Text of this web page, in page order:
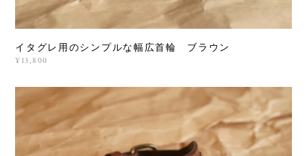
イタグレ用のシンプルな幅広首輪 ブラウン
¥13,800